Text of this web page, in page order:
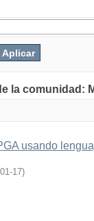
la comunidad:
usando
17)